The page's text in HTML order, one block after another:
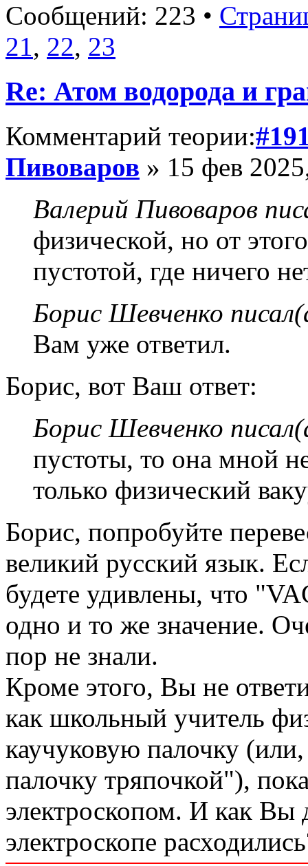
Сообщений: 223 •
21, 22, 23
Re: Атом водорода и
Комментарий теории:
Пивоваров » 15 фев
Валерий Пивоваров
физической, но от
пустотой, где ничего
Борис Шевченко
Вам уже ответил.
Борис, вот Ваш ответ:
Борис Шевченко
пустоты, то она мной
только физический
Борис, попробуйте
великий русский язык.
будете удивлены, что
одно и то же значение.
пор не знали.
Кроме этого, Вы не
как школьный учитель
каучуковую палочку
палочку тряпочкой"),
электроскопом. И как Вы
электроскопе